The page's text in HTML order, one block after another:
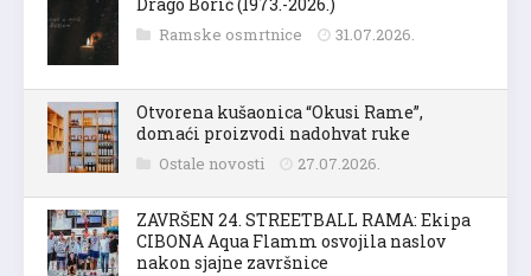
Ramske osmrtnice 31.07.2026.
Otvorena kušaonica “Okusi Rame”,
domaći proizvodi nadohvat ruke
Ostale novosti 27.07.2026.
ZAVRŠEN 24. STREETBALL RAMA: Ekipa
CIBONA Aqua Flamm osvojila naslov
nakon sjajne završnice